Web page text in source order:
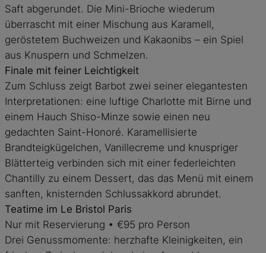
Saft abgerundet. Die Mini-Brioche wiederum
überrascht mit einer Mischung aus Karamell,
geröstetem Buchweizen und Kakaonibs – ein Spiel
aus Knuspern und Schmelzen.
Finale mit feiner Leichtigkeit
Zum Schluss zeigt Barbot zwei seiner elegantesten
Interpretationen: eine luftige Charlotte mit Birne und
einem Hauch Shiso-Minze sowie einen neu
gedachten Saint-Honoré. Karamellisierte
Brandteigkügelchen, Vanillecreme und knuspriger
Blätterteig verbinden sich mit einer federleichten
Chantilly zu einem Dessert, das das Menü mit einem
sanften, knisternden Schlussakkord abrundet.
Teatime im Le Bristol Paris
Nur mit Reservierung • €95 pro Person
Drei Genussmomente: herzhafte Kleinigkeiten, ein